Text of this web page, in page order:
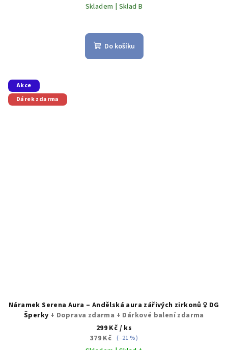
Skladem | Sklad B
Do košíku
Akce
Dárek zdarma
Náramek Serena Aura – Andělská aura zářivých zirkonů ♀️ DG
Šperky + Doprava zdarma + Dárkové balení zdarma
299 Kč / ks
379 Kč (–21 %)